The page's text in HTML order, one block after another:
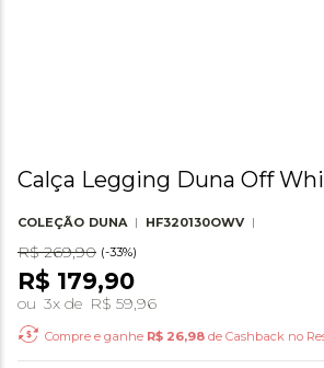
Calça Legging Duna Off
COLEÇÃO DUNA HF320130OWV
R$ 269,90 (-33%)
R$ 179,90
ou 3x de R$ 59,96
Compre e ganhe R$ 26,98 de Cashback no